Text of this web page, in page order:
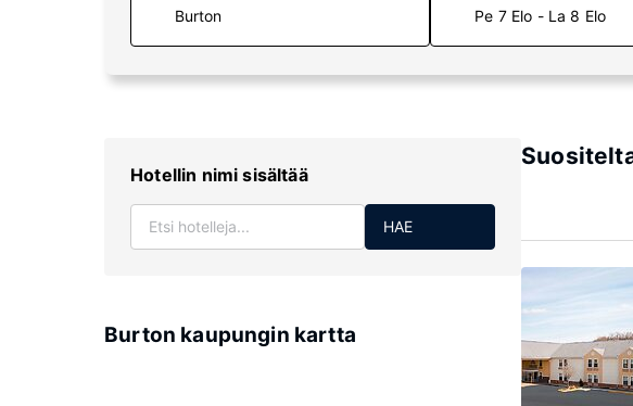
Pe 7 Elo - La 8 Elo
Hotellin nimi sisältää
HAE
Burton kaupungin kartta